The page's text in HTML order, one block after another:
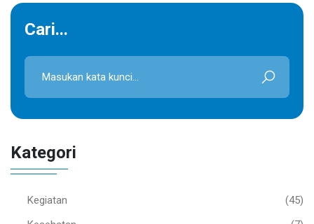
Cari...
Kategori
Kegiatan
(45)